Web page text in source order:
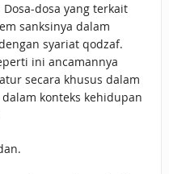
dosa yang terkait
sanksinya dalam
syariat qodzaf.
ini ancamannya
secara khusus dalam
konteks kehidupan